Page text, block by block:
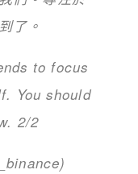
了。
to focus
You should
2/2